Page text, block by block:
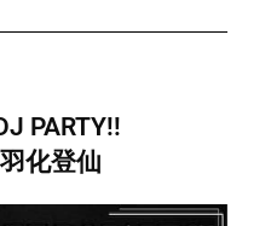
PARTY!!
化登仙